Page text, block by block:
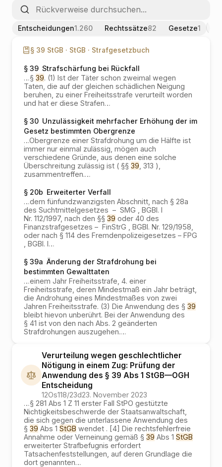
Entscheidungen1.260 Rechtssätze82 Gesetze1
§ 39 StGB · StGB · Strafgesetzbuch
§ 39 Strafschärfung bei Rückfall
…§ 39. (1) Ist der Täter schon zweimal wegen
Taten, die auf der gleichen schädlichen Neigung
beruhen, zu einer Freiheitsstrafe verurteilt worden
und hat er diese Strafen…
§ 30 Unzulässigkeit mehrfacher Erhöhung der im
Gesetz bestimmten Obergrenze
…Obergrenze einer Strafdrohung um die Hälfte ist
immer nur einmal zulässig, mögen auch
verschiedene Gründe, aus denen eine solche
Überschreitung zulässig ist ( §§ 39 , 313 ),
zusammentreffen.…
§ 20b Erweiterter Verfall
…dem fünfundzwanzigsten Abschnitt, nach § 28a
des Suchtmittelgesetzes – SMG , BGBl. I
Nr. 112/1997, nach den §§ 39 oder 40 des
Finanzstrafgesetzes – FinStrG , BGBl. Nr. 129/1958,
oder nach § 114 des Fremdenpolizeigesetzes – FPG
, BGBl. I…
§ 39a Änderung der Strafdrohung bei
bestimmten Gewalttaten
…einem Jahr Freiheitsstrafe, 4. einer
Freiheitsstrafe, deren Mindestmaß ein Jahr beträgt,
die Androhung eines Mindestmaßes von zwei
Jahren Freiheitsstrafe. (3) Die Anwendung des § 39
bleibt hievon unberührt. Bei der Anwendung des
§ 41 ist von den nach Abs. 2 geänderten
Strafdrohungen auszugehen.…
Verurteilung wegen geschlechtlicher
Nötigung in einem Zug: Prüfung der
Anwendung des § 39 Abs 1 StGB—OGH
Entscheidung
12Os118/23d23. November 2023
…§ 281 Abs 1 Z 11 erster Fall StPO gestützte
Nichtigkeitsbeschwerde der Staatsanwaltschaft,
die sich gegen die unterlassene Anwendung des
§ 39 Abs 1 StGB wendet . [4] Die rechtsfehlerfreie
Annahme oder Verneinung gemäß § 39 Abs 1 StGB
erweiterter Strafbefugnis erfordert
Tatsachenfeststellungen, auf deren Grundlage die
dort genannten…